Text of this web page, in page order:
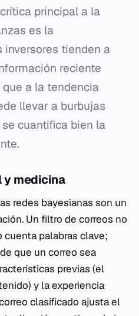
principal a la
es la
inversores tienden a
reciente
que a la tendencia
llevar a burbujas
cuantifica bien la
medicina
redes bayesianas son un
Un filtro de correos no
cuenta palabras clave;
que un correo sea
previas (el
y la experiencia
clasificado ajusta el